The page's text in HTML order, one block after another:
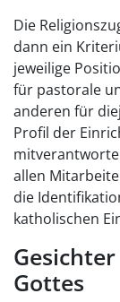
Die
dann ein
jeweilige
für pastorale
anderen für
Profil der
allen
die
katholischen
Gottes